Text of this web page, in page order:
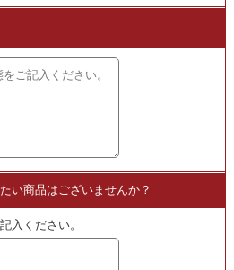
レゼント!
宅配
たしております。